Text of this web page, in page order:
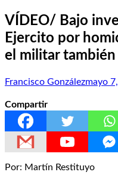
VÍDEO/ Bajo
Ejercito por
el militar
Francisco Gonzálezmayo
Compartir
Por: Martín Restituyo